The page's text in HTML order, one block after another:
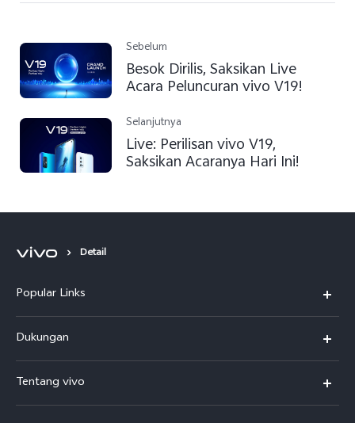
Sebelum
Besok Dirilis, Saksikan Live
Acara Peluncuran vivo V19!
Selanjutnya
Live: Perilisan vivo V19,
Saksikan Acaranya Hari Ini!
Detail
Popular Links
T5
T5 Pro
Dukungan
Service Center
Tentang vivo